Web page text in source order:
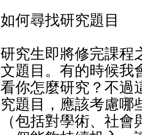
如何尋找研究題目
研究生即將修完課程
文題目。有的時候我
看你怎麼研究？不過
究題目，應該考慮哪
（包括對學術、社